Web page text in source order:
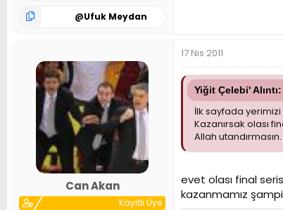
@Ufuk Meydan
Can Akan
Kayıtlı Üye
17 Nis 2011
Yiğit Çelebi' Alıntı:
İlk sayfada yerimizi
Kazanırsak olası
Allah utandırmasın.
evet olası final
kazanmamız